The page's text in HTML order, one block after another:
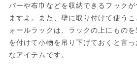
パーや布巾などを収納できるフック
ますよ。また、壁に取り付けて使う
ォールラックは、ラックの上にもの
を付けて小物を吊り下げておくと言
なアイテムです。